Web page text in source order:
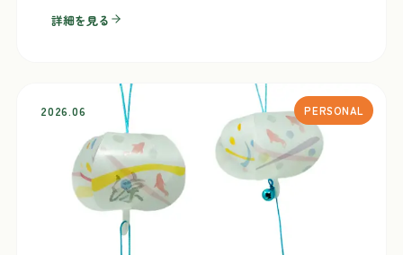
詳細を見る
2026.06 PERSONAL